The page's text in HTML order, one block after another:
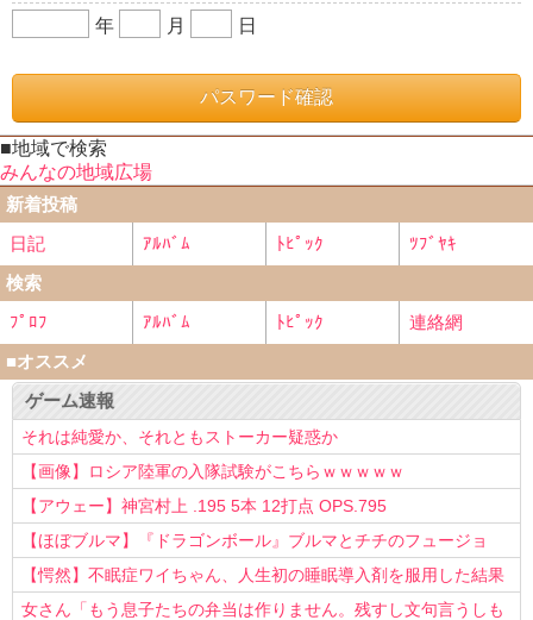
年
月 日
■地域で検索
みんなの地域広場
新着投稿
日記
ｱﾙﾊﾞﾑ ﾄﾋﾟｯｸ
ﾂﾌﾞﾔｷ
検索
ﾌﾟﾛﾌ
ｱﾙﾊﾞﾑ ﾄﾋﾟｯｸ
連絡網
■オススメ
ゲーム速報
それは純愛か、それともストーカー疑惑か
【画像】ロシア陸軍の入隊試験がこちらｗｗｗｗｗ
【アウェー】神宮村上 .195 5本 12打点 OPS.795
【ほぼブルマ】『ドラゴンボール』ブルマとチチのフュージョ
ン、クッソ可愛すぎるwwwwwww
【愕然】不眠症ワイちゃん、人生初の睡眠導入剤を服用した結果
ｗｗｗｗ
女さん「もう息子たちの弁当は作りません。残すし文句言うしも